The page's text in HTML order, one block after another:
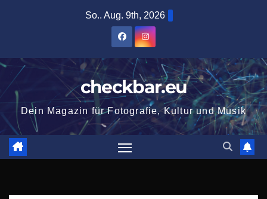
So.. Aug. 9th, 2026
checkbar.eu
Dein Magazin für Fotografie, Kultur und Musik